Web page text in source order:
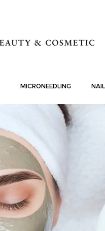
MICRONEEDLING